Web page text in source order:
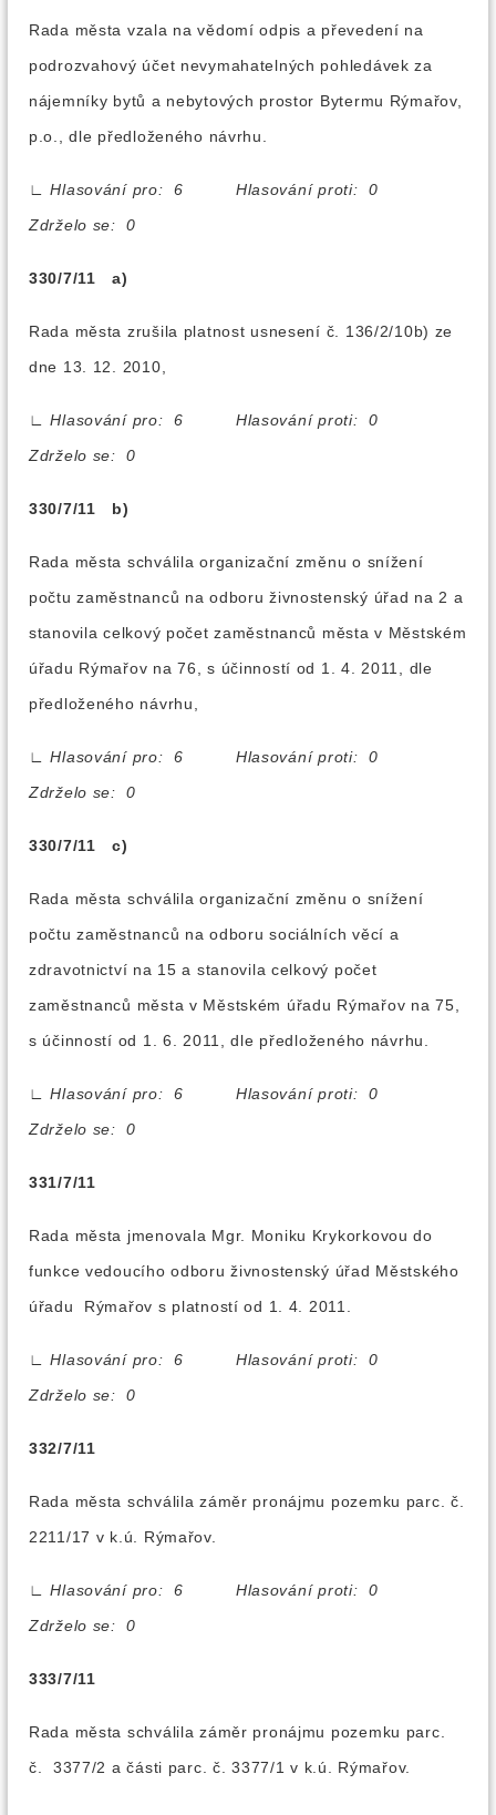
Rada města vzala na vědomí odpis a převedení na
podrozvahový účet nevymahatelných pohledávek za
nájemníky bytů a nebytových prostor Bytermu Rýmařov,
p.o., dle předloženého návrhu.
∟
Hlasování pro: 6 Hlasování proti: 0
Zdrželo se: 0
330/7/11 a)
Rada města zrušila platnost usnesení č. 136/2/10b) ze
dne 13. 12. 2010,
∟
Hlasování pro: 6 Hlasování proti: 0
Zdrželo se: 0
330/7/11 b)
Rada města schválila organizační změnu o snížení
počtu zaměstnanců na odboru živnostenský úřad na 2 a
stanovila celkový počet zaměstnanců města v Městském
úřadu Rýmařov na 76, s účinností od 1. 4. 2011, dle
předloženého návrhu,
∟
Hlasování pro: 6 Hlasování proti: 0
Zdrželo se: 0
330/7/11 c)
Rada města schválila organizační změnu o snížení
počtu zaměstnanců na odboru sociálních věcí a
zdravotnictví na 15 a stanovila celkový počet
zaměstnanců města v Městském úřadu Rýmařov na 75,
s účinností od 1. 6. 2011, dle předloženého návrhu.
∟
Hlasování pro: 6 Hlasování proti: 0
Zdrželo se: 0
331/7/11
Rada města jmenovala Mgr. Moniku Krykorkovou do
funkce vedoucího odboru živnostenský úřad Městského
úřadu Rýmařov s platností od 1. 4. 2011.
∟
Hlasování pro: 6 Hlasování proti: 0
Zdrželo se: 0
332/7/11
Rada města schválila záměr pronájmu pozemku parc. č.
2211/17 v k.ú. Rýmařov.
∟
Hlasování pro: 6 Hlasování proti: 0
Zdrželo se: 0
333/7/11
Rada města schválila záměr pronájmu pozemku parc.
č. 3377/2 a části parc. č. 3377/1 v k.ú. Rýmařov.